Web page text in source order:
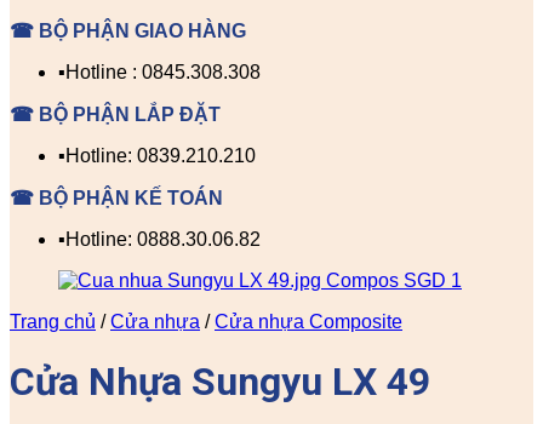
☎ BỘ PHẬN GIAO HÀNG
▪️Hotline : 0845.308.308
☎ BỘ PHẬN LẮP ĐẶT
▪️Hotline: 0839.210.210
☎ BỘ PHẬN KẾ TOÁN
▪️Hotline: 0888.30.06.82
Trang chủ / Cửa nhựa / Cửa nhựa Composite
Cửa Nhựa Sungyu LX 49